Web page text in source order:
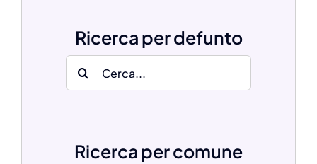
Ricerca per defunto
Search
for:
Ricerca per comune